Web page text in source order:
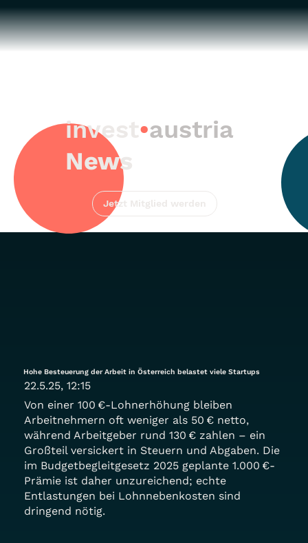
Hohe Besteuerung der Arbeit in Österreich belastet viele Startups
22.5.25, 12:15
Von einer 100 €-Lohnerhöhung bleiben
Arbeitnehmern oft weniger als 50 € netto,
während Arbeitgeber rund 130 € zahlen – ein
Großteil versickert in Steuern und Abgaben. Die
im Budgetbegleitgesetz 2025 geplante 1.000 €-
Prämie ist daher unzureichend; echte
Entlastungen bei Lohnnebenkosten sind
dringend nötig.
invest•austria
News
Jetzt Mitglied werden